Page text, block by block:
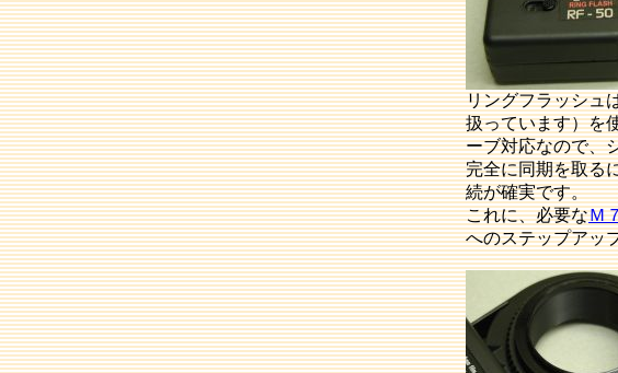
リングフラッシュ
扱っています）を
ーブ対応なので、
完全に同期を取る
続が確実です。
これに、必要なＭ
へのステップアッ